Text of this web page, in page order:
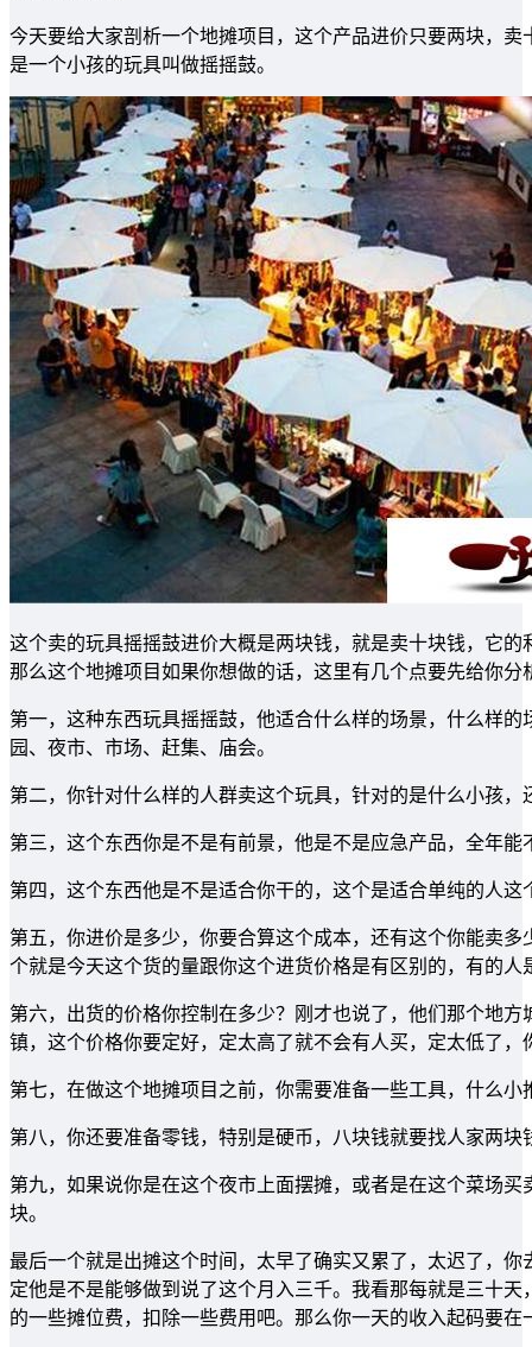
今天要给大家剖析一个地摊项目，这个产品进价只要两块，
是一个小孩的玩具叫做摇摇鼓。
这个卖的玩具摇摇鼓进价大概是两块钱，就是卖十块钱，它
那么这个地摊项目如果你想做的话，这里有几个点要先给你分
第一，这种东西玩具摇摇鼓，他适合什么样的场景，什么样
园、夜市、市场、赶集、庙会。
第二，你针对什么样的人群卖这个玩具，针对的是什么小孩
第三，这个东西你是不是有前景，他是不是应急产品，全年
第四，这个东西他是不是适合你干的，这个是适合单纯的人这
第五，你进价是多少，你要合算这个成本，还有这个你能卖
个就是今天这个货的量跟你这个进货价格是有区别的，有的
第六，出货的价格你控制在多少？刚才也说了，他们那个地
镇，这个价格你要定好，定太高了就不会有人买，定太低了，
第七，在做这个地摊项目之前，你需要准备一些工具，什么
第八，你还要准备零钱，特别是硬币，八块钱就要找人家两
第九，如果说你是在这个夜市上面摆摊，或者是在这个菜场
块。
最后一个就是出摊这个时间，太早了确实又累了，太迟了，
定他是不是能够做到说了这个月入三千。我看那每就是三十
的一些摊位费，扣除一些费用吧。那么你一天的收入起码要